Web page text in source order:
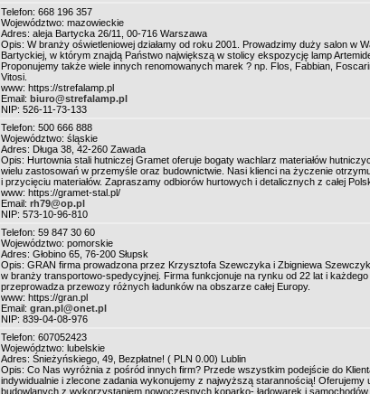
Telefon: 668 196 357
Województwo: mazowieckie
Adres: aleja Bartycka 26/11, 00-716 Warszawa
Opis: W branży oświetleniowej działamy od roku 2001. Prowadzimy duży salon w
Bartyckiej, w którym znajdą Państwo największą w stolicy ekspozycję lamp
Proponujemy także wiele innych renomowanych marek ? np. Flos, Fabbian,
Vitosi.
www: https://strefalamp.pl
Email: biuro@strefalamp.pl
NIP: 526-11-73-133
Telefon: 500 666 888
Województwo: śląskie
Adres: Długa 38, 42-260 Zawada
Opis: Hurtownia stali hutniczej Gramet oferuje bogaty wachlarz materiałów
wielu zastosowań w przemyśle oraz budownictwie. Nasi klienci na życzenie
i przycięciu materiałów. Zapraszamy odbiorów hurtowych i detalicznych z całej
www: https://gramet-stal.pl/
Email: rh79@op.pl
NIP: 573-10-96-810
Telefon: 59 847 30 60
Województwo: pomorskie
Adres: Głobino 65, 76-200 Słupsk
Opis: GRAN firma prowadzona przez Krzysztofa Szewczyka i Zbigniewa
w branży transportowo-spedycyjnej. Firma funkcjonuje na rynku od 22 lat i
przeprowadza przewozy różnych ładunków na obszarze całej Europy.
www: https://gran.pl
Email: gran.pl@onet.pl
NIP: 839-04-08-976
Telefon: 607052423
Województwo: lubelskie
Adres: Śnieżyńskiego, 49, Bezpłatne! ( PLN 0.00) Lublin
Opis: Co Nas wyróżnia z pośród innych firm? Przede wszystkim podejście do
indywidualnie i zlecone zadania wykonujemy z najwyższą starannością! Oferujemy
budowlanych z wykorzystaniem nowoczesnych koparko- ładowarek i samochodów